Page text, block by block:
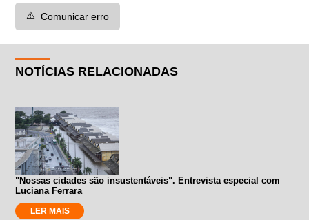
⚠️ Comunicar erro
NOTÍCIAS RELACIONADAS
"Nossas cidades são insustentáveis". Entrevista especial com
Luciana Ferrara
LER MAIS